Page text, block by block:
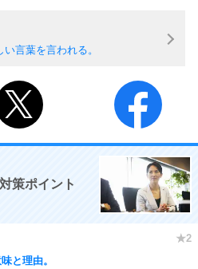
言葉を言われる。
策ポイント
と理由。